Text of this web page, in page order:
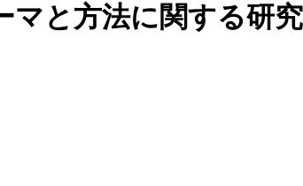
マと方法に関する研